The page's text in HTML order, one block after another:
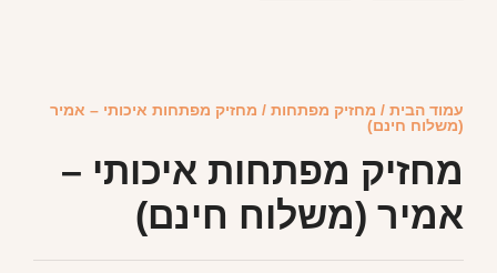
עמוד הבית / מחזיק מפתחות / מחזיק מפתחות איכותי – אמיר
(משלוח חינם)
מחזיק מפתחות איכותי –
אמיר (משלוח חינם)